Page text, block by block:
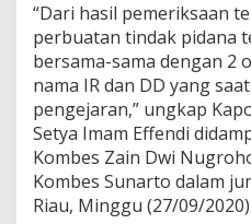
u
B
e
r
h
a
s
i
l
U
n
“Dari hasil pemeriksaan
perbuatan tindak pidana
bersama-sama dengan 2
nama IR dan DD yang
pengejaran,” ungkap
Setya Imam Effendi
Kombes Zain Dwi
Kombes Sunarto dalam
Riau, Minggu (27/09/